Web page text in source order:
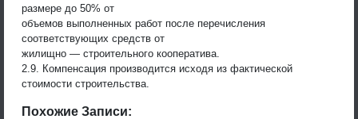
размере до 50% от
объемов выполненных работ после перечисления
соответствующих средств от
жилищно — строительного кооператива.
2.9. Компенсация производится исходя из фактической
стоимости строительства.
Похожие Записи: